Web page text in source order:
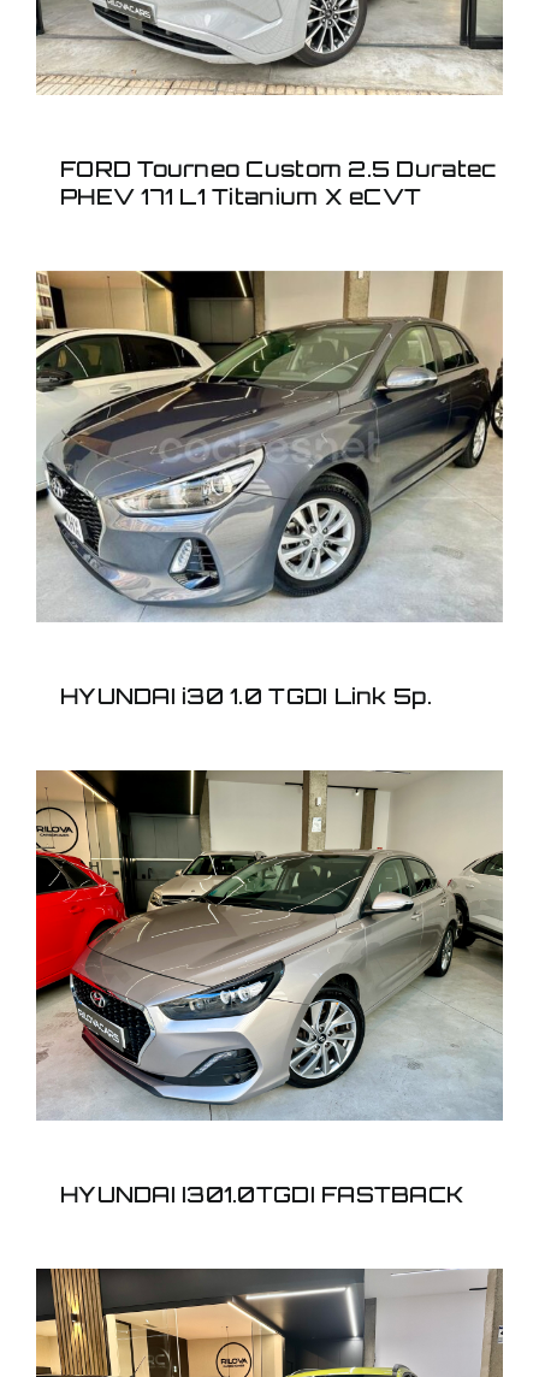
FORD Tourneo Custom 2.5 Duratec
PHEV 171 L1 Titanium X eCVT
HYUNDAI i30 1.0 TGDI
Link 5p.
HYUNDAI i30 1.0 TGDI Link 5p.
HYUNDAI I301.0TGDI
FASTBACK
HYUNDAI I301.0TGDI FASTBACK